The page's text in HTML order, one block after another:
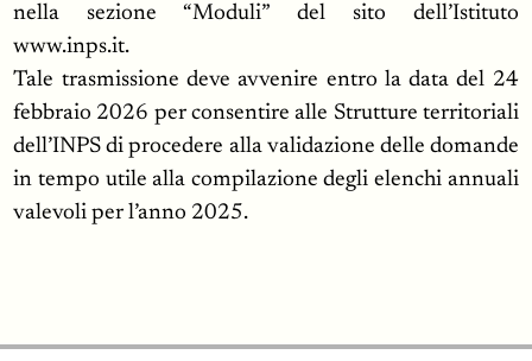
nella sezione “Moduli” del sito dell’Istituto
www.inps.it.
Tale trasmissione deve avvenire entro la data del 24
febbraio 2026 per consentire alle Strutture territoriali
dell’INPS di procedere alla validazione delle domande
in tempo utile alla compilazione degli elenchi annuali
valevoli per l’anno 2025.